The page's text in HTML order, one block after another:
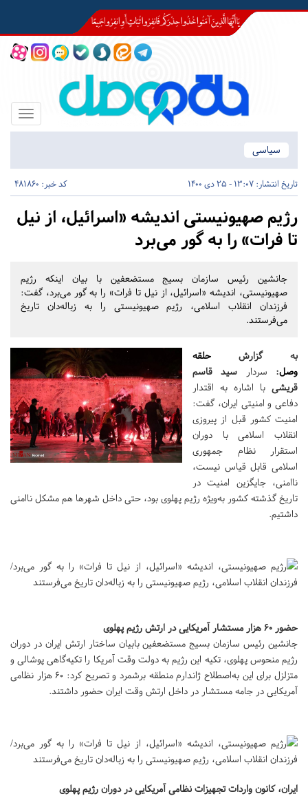
Toggle
سیاسی
تاریخ انتشار: 13:07 - 25 دی 1400 کد خبر: 481860
رژیم صهیونیستی اندیشه «اسرائیل، از نیل
تا فرات» را به گور می‌برد
جانشین رئیس سازمان بسیج مستضعفین با بیان اینکه رژیم
صهیونیستی، اندیشه «اسرائیل، از نیل تا فرات» را به گور می‌برد، گفت:
فرزندان انقلاب اسلامی، رژیم صهیونیستی را به زباله‌دان تاریخ
می‌فرستند.
به گزارش حلقه
وصل: سردار سید قاسم
قریشی با اشاره به اقتدار
دفاعی و امنیتی ایران، گفت:
امنیت کشور قبل از پیروزی
انقلاب اسلامی با دوران
استقرار نظام جمهوری
اسلامی قابل قیاس نیست،
ناامنی، جایگزین امنیت در
تاریخ گذشته کشور به‌ویژه رژیم پهلوی بود، حتی داخل شهر‌ها هم مشکل ناامنی
داشتیم.
حضور ۶۰ هزار مستشار آمریکایی در ارتش رژیم پهلوی
جانشین رئیس سازمان بسیج مستضعفین بابیان ساختار ارتش ایران در دوران
رژیم منحوس پهلوی، تکیه این رژیم به دولت وقت آمریکا را تکیه‌گاهی پوشالی و
متزلزل برای این به‌اصطلاح ژاندارم منطقه برشمرد و تصریح کرد: ۶۰ هزار نظامی
آمریکایی در جامه مستشار در داخل ارتش وقت ایران حضور داشتند.
ایران، کانون واردات تجهیزات نظامی آمریکایی در دوران رژیم پهلوی